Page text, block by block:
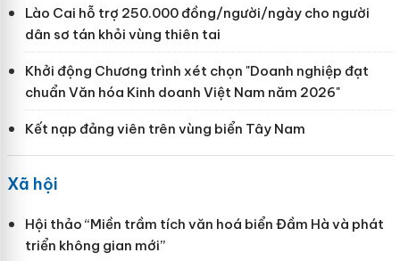
Lào Cai hỗ trợ 250.000 đồng/người/ngày cho người
dân sơ tán khỏi vùng thiên tai
Khởi động Chương trình xét chọn "Doanh nghiệp đạt
chuẩn Văn hóa Kinh doanh Việt Nam năm 2026"
Kết nạp đảng viên trên vùng biển Tây Nam
Xã hội
Hội thảo “Miền trầm tích văn hoá biển Đầm Hà và phát
triển không gian mới”